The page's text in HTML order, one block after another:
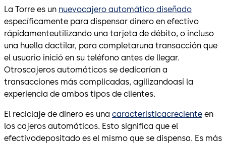
La Torre es un nuevocajero automático diseñado
específicamente para dispensar dinero en efectivo
rápidamenteutilizando una tarjeta de débito, o incluso
una huella dactilar, para completaruna transacción que
el usuario inició en su teléfono antes de llegar.
Otroscajeros automáticos se dedicarían a
transacciones más complicadas, agilizandoasí la
experiencia de ambos tipos de clientes.
El reciclaje de dinero es una característicacreciente en
los cajeros automáticos. Esto significa que el
efectivodepositado es el mismo que se dispensa. Es más